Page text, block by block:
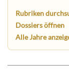
Rubriken
Dossiers öffnen
Alle Jahre